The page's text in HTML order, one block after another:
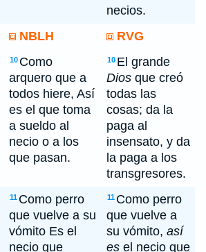
necios.
NBLH RVG
10 Como
arquero que a
todos hiere, Así
es el que toma
a sueldo al
necio o a los
que pasan.
10 El grande
Dios que creó
todas las
cosas; da la
paga al
insensato, y da
la paga a los
transgresores.
11 Como perro
que vuelve a su
vómito Es el
necio que
11 Como perro
que vuelve a
su vómito, así
es el necio que